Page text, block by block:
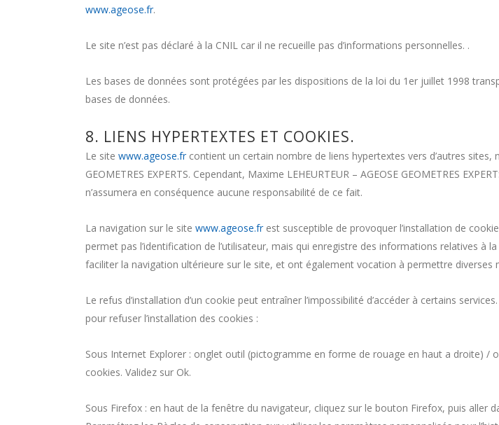
www.ageose.fr.
Le site n’est pas déclaré à la CNIL car il ne recueille pas d’informations personnelles. .
Les bases de données sont protégées par les dispositions de la loi du 1er juillet 1998
bases de données.
8. LIENS HYPERTEXTES ET COOKIES.
Le site www.ageose.fr contient un certain nombre de liens hypertextes vers d’autres sites,
GEOMETRES EXPERTS. Cependant, Maxime LEHEURTEUR – AGEOSE GEOMETRES
n’assumera en conséquence aucune responsabilité de ce fait.
La navigation sur le site www.ageose.fr est susceptible de provoquer l’installation de
permet pas l’identification de l’utilisateur, mais qui enregistre des informations relatives à
faciliter la navigation ultérieure sur le site, et ont également vocation à permettre diverses
Le refus d’installation d’un cookie peut entraîner l’impossibilité d’accéder à certains
pour refuser l’installation des cookies :
Sous Internet Explorer : onglet outil (pictogramme en forme de rouage en haut a droite) /
cookies. Validez sur Ok.
Sous Firefox : en haut de la fenêtre du navigateur, cliquez sur le bouton Firefox, puis aller